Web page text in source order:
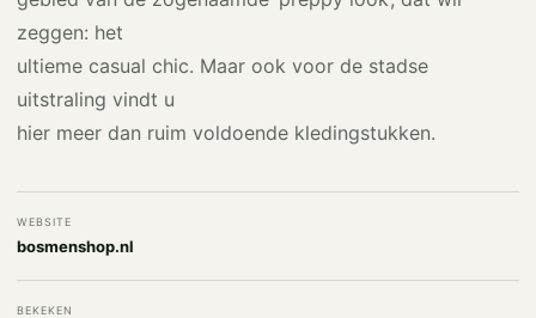
zeggen: het
ultieme casual chic. Maar ook voor de stadse
uitstraling vindt u
hier meer dan ruim voldoende kledingstukken.
WEBSITE
bosmenshop.nl
BEKEKEN